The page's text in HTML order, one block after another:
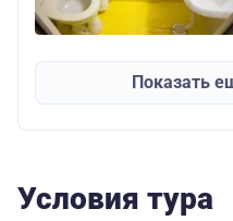
Показать
Условия тура